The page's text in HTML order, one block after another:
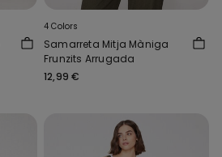
4 Colors
Samarreta Mitja Màniga
Frunzits Arrugada
12,99 €